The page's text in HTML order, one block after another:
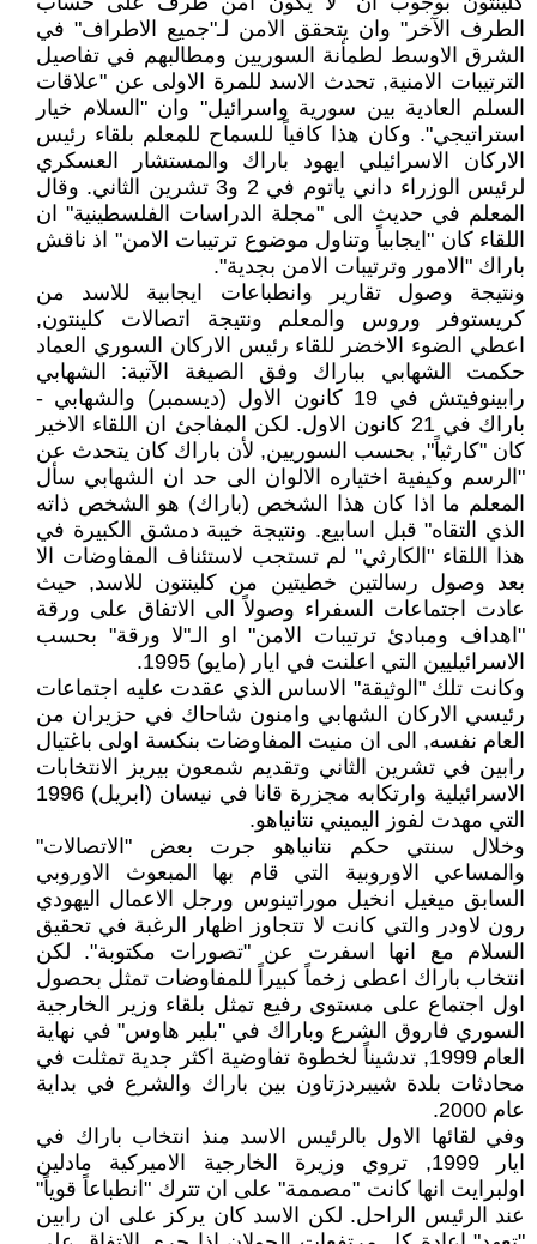
الطرف الآخر" وان يتحقق الامن لـ"جميع الاطراف" في
الشرق الاوسط لطمأنة السوريين ومطالبهم في تفاصيل
الترتيبات الامنية, تحدث الاسد للمرة الاولى عن "علاقات
السلم العادية بين سورية واسرائيل" وان "السلام خيار
استراتيجي". وكان هذا كافياً للسماح للمعلم بلقاء رئيس
الاركان الاسرائيلي ايهود باراك والمستشار العسكري
لرئيس الوزراء داني ياتوم في 2 و3 تشرين الثاني. وقال
المعلم في حديث الى "مجلة الدراسات الفلسطينية" ان
اللقاء كان "ايجابياً وتناول موضوع ترتيبات الامن" اذ ناقش
باراك "الامور وترتيبات الامن بجدية".
ونتيجة وصول تقارير وانطباعات ايجابية للاسد من
كريستوفر وروس والمعلم ونتيجة اتصالات كلينتون,
اعطي الضوء الاخضر للقاء رئيس الاركان السوري العماد
حكمت الشهابي بباراك وفق الصيغة الآتية: الشهابي
رابينوفيتش في 19 كانون الاول (ديسمبر) والشهابي -
باراك في 21 كانون الاول. لكن المفاجئ ان اللقاء الاخير
كان "كارثياً", بحسب السوريين, لأن باراك كان يتحدث عن
"الرسم وكيفية اختياره الالوان الى حد ان الشهابي سأل
المعلم ما اذا كان هذا الشخص (باراك) هو الشخص ذاته
الذي التقاه" قبل اسابيع. ونتيجة خيبة دمشق الكبيرة في
هذا اللقاء "الكارثي" لم تستجب لاستئناف المفاوضات الا
بعد وصول رسالتين خطيتين من كلينتون للاسد, حيث
عادت اجتماعات السفراء وصولاً الى الاتفاق على ورقة
"اهداف ومبادئ ترتيبات الامن" او الـ"لا ورقة" بحسب
الاسرائيليين التي اعلنت في ايار (مايو) 1995.
وكانت تلك "الوثيقة" الاساس الذي عقدت عليه اجتماعات
رئيسي الاركان الشهابي وامنون شاحاك في حزيران من
العام نفسه, الى ان منيت المفاوضات بنكسة اولى باغتيال
رابين في تشرين الثاني وتقديم شمعون بيريز الانتخابات
الاسرائيلية وارتكابه مجزرة قانا في نيسان (ابريل) 1996
التي مهدت لفوز اليميني نتانياهو.
وخلال سنتي حكم نتانياهو جرت بعض "الاتصالات"
والمساعي الاوروبية التي قام بها المبعوث الاوروبي
السابق ميغيل انخيل موراتينوس ورجل الاعمال اليهودي
رون لاودر والتي كانت لا تتجاوز اظهار الرغبة في تحقيق
السلام مع انها اسفرت عن "تصورات مكتوبة". لكن
انتخاب باراك اعطى زخماً كبيراً للمفاوضات تمثل بحصول
اول اجتماع على مستوى رفيع تمثل بلقاء وزير الخارجية
السوري فاروق الشرع وباراك في "بلير هاوس" في نهاية
العام 1999, تدشيناً لخطوة تفاوضية اكثر جدية تمثلت في
محادثات بلدة شيبردزتاون بين باراك والشرع في بداية
عام 2000.
وفي لقائها الاول بالرئيس الاسد منذ انتخاب باراك في
ايار 1999, تروي وزيرة الخارجية الاميركية مادلين
اولبرايت انها كانت "مصممة" على ان تترك "انطباعاً قوياً"
عند الرئيس الراحل. لكن الاسد كان يركز على ان رابين